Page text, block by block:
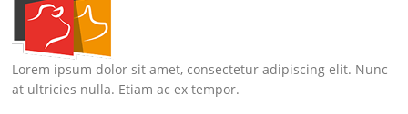
Lorem ipsum dolor sit amet, consectetur adipiscing elit. Nunc
at ultricies nulla. Etiam ac ex tempor.